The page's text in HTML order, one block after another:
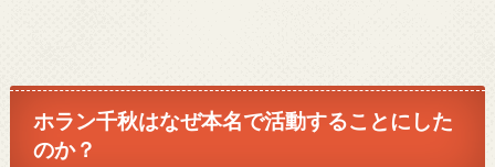
ホラン千秋はなぜ本名で活動することにした
のか？